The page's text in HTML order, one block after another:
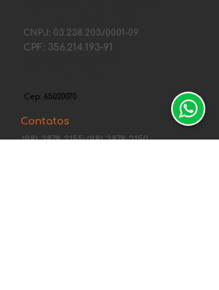
CNPJ: 03.238.203/0001-09
CPF: 356.214.193-91
Cep: 65020070
(98) 3878-2155;(98) 3878-2150.
Contatos